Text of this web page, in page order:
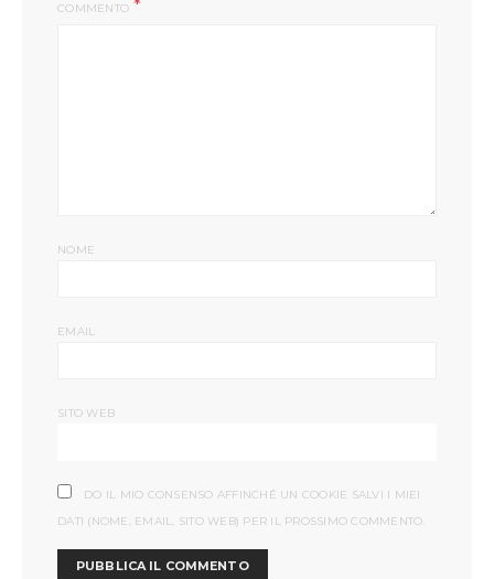
COMMENTO
NOME
EMAIL
SITO WEB
DO IL MIO CONSENSO AFFINCHÉ UN COOKIE SALVI I MIEI
DATI (NOME, EMAIL, SITO WEB) PER IL PROSSIMO COMMENTO.